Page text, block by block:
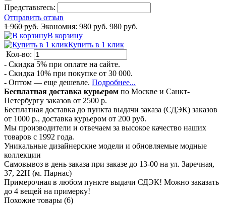
Представьтесь:
Отправить отзыв
1 960 руб. Экономия: 980 руб. 980 руб.
В корзину
Купить в 1 клик
Кол-во:
- Скидка 5% при оплате на сайте.
- Скидка 10% при покупке от 30 000.
- Оптом — еще дешевле. Подробнее...
Бесплатная доставка курьером по Москве и Санкт-
Петербургу заказов от 2500 р.
Бесплатная доставка до пункта выдачи заказа (СДЭК) заказов
от 1000 р., доставка курьером от 200 руб.
Мы производители и отвечаем за высокое качество наших
товаров с 1992 года.
Уникальные дизайнерские модели и обновляемые модные
коллекции
Самовывоз в день заказа при заказе до 13-00 на ул. Заречная,
37, 22Н (м. Парнас)
Примерочная в любом пункте выдачи СДЭК! Можно заказать
до 4 вещей на примерку!
Похожие товары (6)